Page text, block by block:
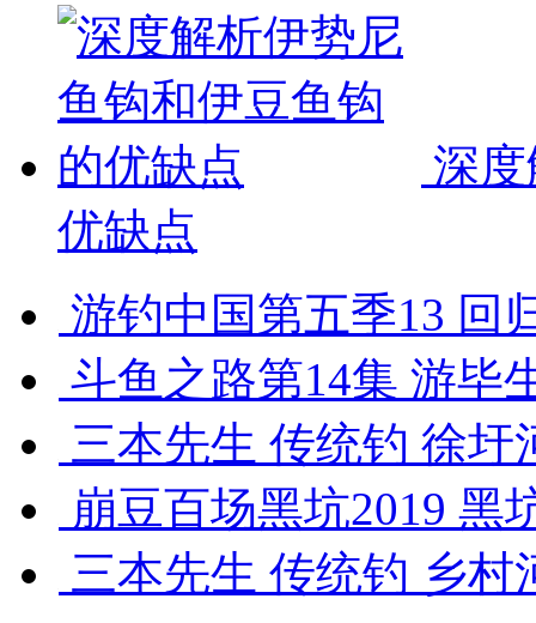
深
优缺点
游钓中国第五季13 回
斗鱼之路第14集 游毕
三本先生 传统钓 徐圩
崩豆百场黑坑2019 黑
三本先生 传统钓 乡村